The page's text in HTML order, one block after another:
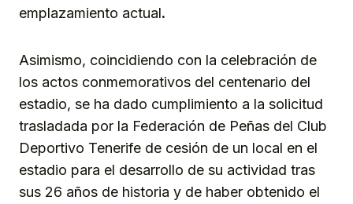
emplazamiento actual.
Asimismo, coincidiendo con la celebración de
los actos conmemorativos del centenario del
estadio, se ha dado cumplimiento a la solicitud
trasladada por la Federación de Peñas del Club
Deportivo Tenerife de cesión de un local en el
estadio para el desarrollo de su actividad tras
sus 26 años de historia y de haber obtenido el